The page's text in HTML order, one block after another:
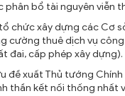
bổ tài nguyên viễn
chức xây dựng các Cơ
cường thuê dịch vụ
đai, cấp phép xây dựng).
đề xuất Thủ tướng
thần kết nối thống nhất